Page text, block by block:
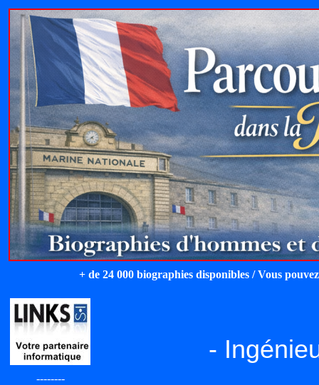
+ de 24 000 biographies disponibles / Vous
--------
-